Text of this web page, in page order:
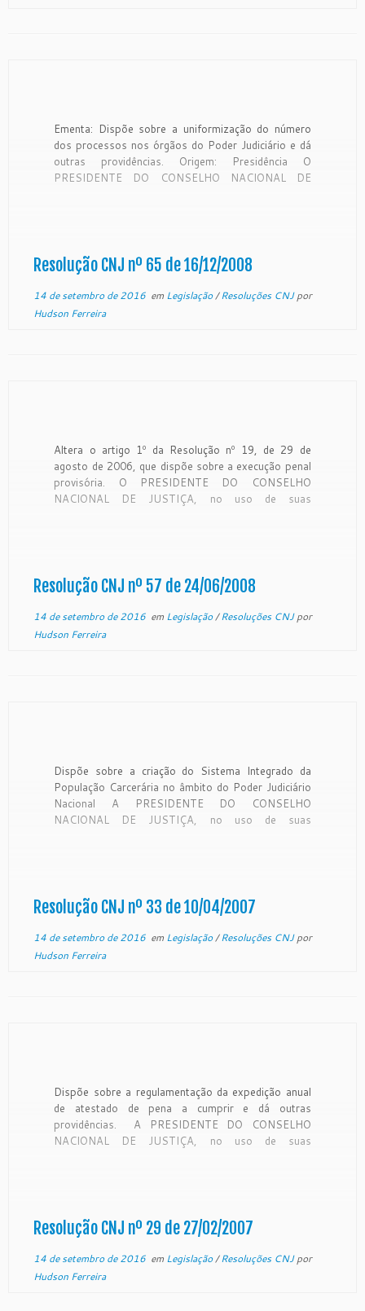
Ementa: Dispõe sobre a uniformização do número
dos processos nos órgãos do Poder Judiciário e dá
outras providências. Origem: Presidência O
PRESIDENTE DO CONSELHO NACIONAL DE
função […]
Resolução CNJ nº 65 de 16/12/2008
14 de setembro de 2016em Legislação/Resoluções CNJpor
Hudson Ferreira
Altera o artigo 1º da Resolução nº 19, de 29 de
agosto de 2006, que dispõe sobre a execução penal
provisória. O PRESIDENTE DO CONSELHO
NACIONAL DE JUSTIÇA, no uso de suas
Resolução CNJ nº 57 de 24/06/2008
14 de setembro de 2016em Legislação/Resoluções CNJpor
Hudson Ferreira
Dispõe sobre a criação do Sistema Integrado da
População Carcerária no âmbito do Poder Judiciário
Nacional A PRESIDENTE DO CONSELHO
NACIONAL DE JUSTIÇA, no uso de suas
Resolução CNJ nº 33 de 10/04/2007
14 de setembro de 2016em Legislação/Resoluções CNJpor
Hudson Ferreira
Dispõe sobre a regulamentação da expedição anual
de atestado de pena a cumprir e dá outras
providências. A PRESIDENTE DO CONSELHO
NACIONAL DE JUSTIÇA, no uso de suas
Resolução CNJ nº 29 de 27/02/2007
14 de setembro de 2016em Legislação/Resoluções CNJpor
Hudson Ferreira